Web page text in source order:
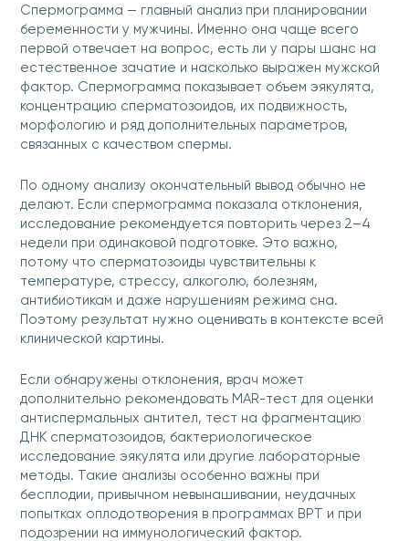
Спермограмма — главный анализ при планировании
беременности у мужчины. Именно она чаще всего
первой отвечает на вопрос, есть ли у пары шанс на
естественное зачатие и насколько выражен мужской
фактор. Спермограмма показывает объем эякулята,
концентрацию сперматозоидов, их подвижность,
морфологию и ряд дополнительных параметров,
связанных с качеством спермы.
По одному анализу окончательный вывод обычно не
делают. Если спермограмма показала отклонения,
исследование рекомендуется повторить через 2–4
недели при одинаковой подготовке. Это важно,
потому что сперматозоиды чувствительны к
температуре, стрессу, алкоголю, болезням,
антибиотикам и даже нарушениям режима сна.
Поэтому результат нужно оценивать в контексте всей
клинической картины.
Если обнаружены отклонения, врач может
дополнительно рекомендовать MAR-тест для оценки
антиспермальных антител, тест на фрагментацию
ДНК сперматозоидов, бактериологическое
исследование эякулята или другие лабораторные
методы. Такие анализы особенно важны при
бесплодии, привычном невынашивании, неудачных
попытках оплодотворения в программах ВРТ и при
подозрении на иммунологический фактор.